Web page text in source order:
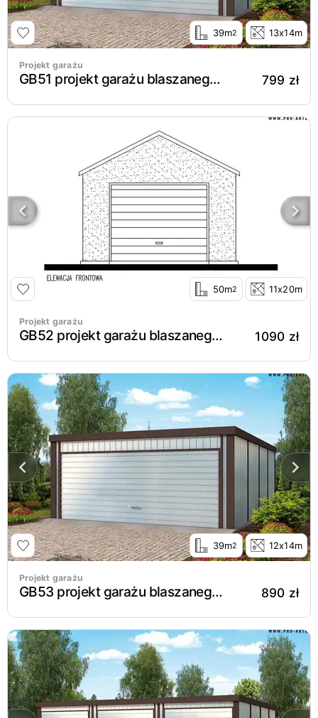
39m2 13x14m
Projekt garażu
GB51 projekt garażu blaszanego dwustanowiskowego 799 zł
50m2 11x20m
Projekt garażu
GB52 projekt garażu blaszanego jednostanowiskowego z pomieszczeniem gospodarczym i wiatą 1090 zł
39m2 12x14m
Projekt garażu
GB53 projekt garażu blaszanego dwustanowiskowego 890 zł